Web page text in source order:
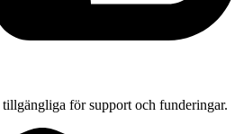
för support och funderingar.